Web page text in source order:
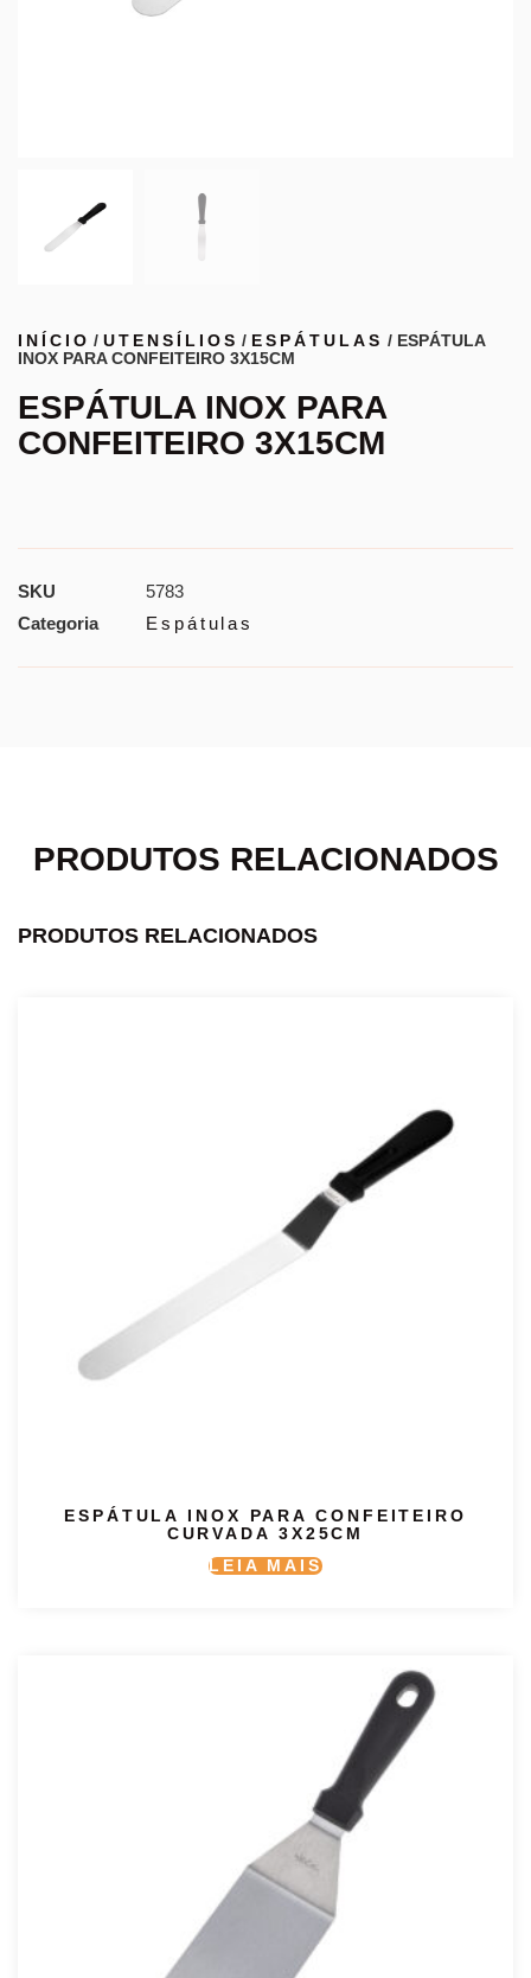
INÍCIO /UTENSÍLIOS / ESPÁTULAS / ESPÁTULA
INOX PARA CONFEITEIRO 3X15CM
ESPÁTULA INOX PARA
CONFEITEIRO 3X15CM
SKU
5783
Categoria
Espátulas
PRODUTOS RELACIONADOS
PRODUTOS RELACIONADOS
ESPÁTULA INOX PARA CONFEITEIRO
CURVADA 3X25CM
LEIA MAIS